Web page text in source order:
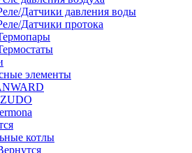
Датчики давления воды
Датчики протока
элементы
котлы